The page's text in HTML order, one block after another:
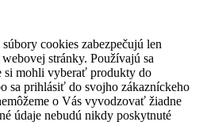
cookies zabezpečujú len
stránky. Používajú sa
si mohli vyberať produkty do
sa prihlásiť do svojho zákazníckeho
o Vás vyvodzovať žiadne
údaje nebudú nikdy poskytnuté